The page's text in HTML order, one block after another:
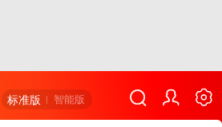
标准版 智能版